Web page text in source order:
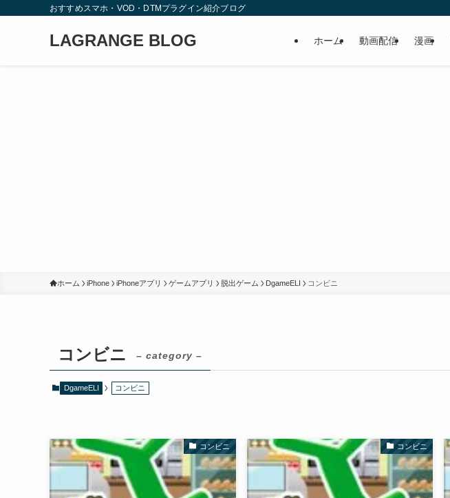
おすすめスマホ・VOD・DTMプラグイン紹介ブログ
LAGRANGE BLOG ホーム 動画配信 漫画
ホーム iPhone iPhoneアプリ ゲームアプリ 脱出ゲーム DgameELI コンビニ
コンビニ – category –
DgameELI コンビニ
コンビニ コンビニ